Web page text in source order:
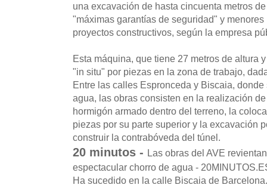
una excavación de hasta cincuenta metros
"máximas garantías de seguridad" y
proyectos constructivos, según la empresa
Esta máquina, que tiene 27 metros de altura
"in situ" por piezas en la zona de trabajo,
Entre las calles Espronceda y Biscaia,
agua, las obras consisten en la realización
hormigón armado dentro del terreno, la
piezas por su parte superior y la excavación
construir la contrabóveda del túnel.
20 minutos - Las obras del AVE
espectacular chorro de agua -
Ha sucedido en la calle Biscaia de Barcelona.